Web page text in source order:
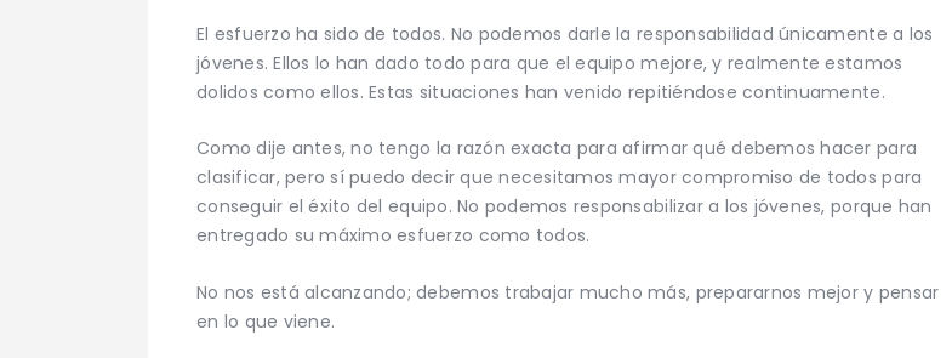
El esfuerzo ha sido de todos. No podemos darle la responsabilidad únicamente a los
jóvenes. Ellos lo han dado todo para que el equipo mejore, y realmente estamos
dolidos como ellos. Estas situaciones han venido repitiéndose continuamente.
Como dije antes, no tengo la razón exacta para afirmar qué debemos hacer para
clasificar, pero sí puedo decir que necesitamos mayor compromiso de todos para
conseguir el éxito del equipo. No podemos responsabilizar a los jóvenes, porque han
entregado su máximo esfuerzo como todos.
No nos está alcanzando; debemos trabajar mucho más, prepararnos mejor y pensar
en lo que viene.